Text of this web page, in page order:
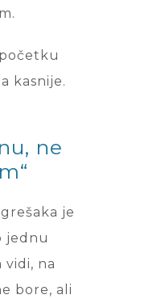
kasnije.
ne
je
jednu
na
bore, ali